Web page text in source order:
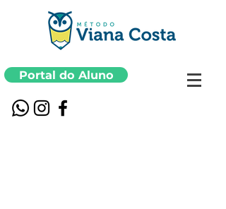
Portal do Aluno